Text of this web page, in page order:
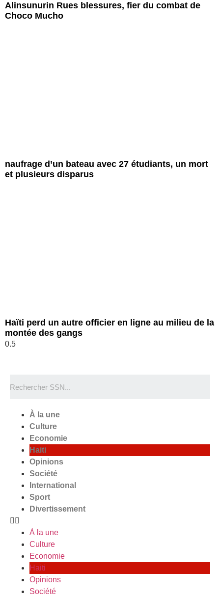
Alinsunurin Rues blessures, fier du combat de
Choco Mucho
naufrage d’un bateau avec 27 étudiants, un mort
et plusieurs disparus
Haïti perd un autre officier en ligne au milieu de la
montée des gangs
À la une
Culture
Economie
Haiti
Opinions
Société
International
Sport
Divertissement
À la une
Culture
Economie
Haiti
Opinions
Société